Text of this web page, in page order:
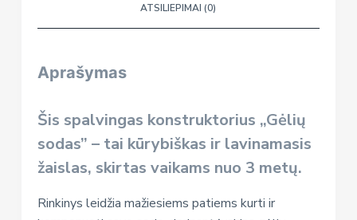
ATSILIEPIMAI (0)
Aprašymas
Šis spalvingas konstruktorius „Gėlių
sodas” – tai kūrybiškas ir lavinamasis
žaislas, skirtas vaikams nuo 3 metų.
Rinkinys leidžia mažiesiems patiems kurti ir